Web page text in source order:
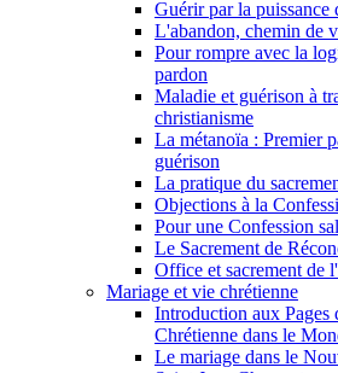
Guérir par la puissance
L'abandon, chemin de
Pour rompre avec la
pardon
Maladie et guérison à
christianisme
La métanoïa : Premier
guérison
La pratique du
Objections à la
Pour une Confession
Le Sacrement de
Office et sacrement de
Mariage et vie chrétienne
Introduction aux Pages
Chrétienne dans le
Le mariage dans le